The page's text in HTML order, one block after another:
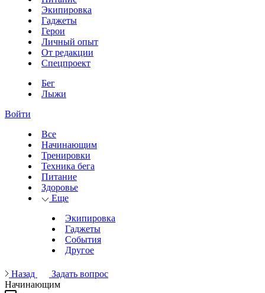
Экипировка
Гаджеты
Герои
Личный опыт
От редакции
Спецпроект
Бег
Лыжи
Войти
Все
Начинающим
Тренировки
Техника бега
Питание
Здоровье
Еще
Экипировка
Гаджеты
События
Другое
Назад
Задать вопрос
Начинающим